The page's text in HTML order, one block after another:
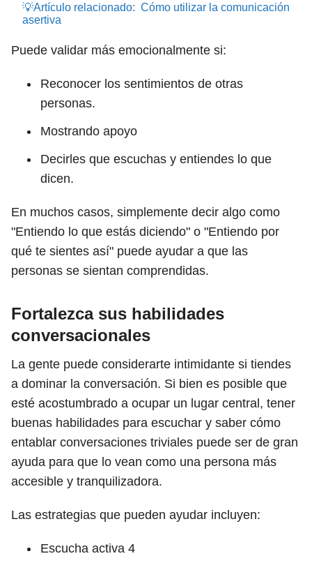
💡Artículo relacionado: Cómo utilizar la comunicación
asertiva
Puede validar más emocionalmente si:
Reconocer los sentimientos de otras
personas.
Mostrando apoyo
Decirles que escuchas y entiendes lo que
dicen.
En muchos casos, simplemente decir algo como
"Entiendo lo que estás diciendo" o "Entiendo por
qué te sientes así" puede ayudar a que las
personas se sientan comprendidas.
Fortalezca sus habilidades
conversacionales
La gente puede considerarte intimidante si tiendes
a dominar la conversación. Si bien es posible que
esté acostumbrado a ocupar un lugar central, tener
buenas habilidades para escuchar y saber cómo
entablar conversaciones triviales puede ser de gran
ayuda para que lo vean como una persona más
accesible y tranquilizadora.
Las estrategias que pueden ayudar incluyen:
Escucha activa 4